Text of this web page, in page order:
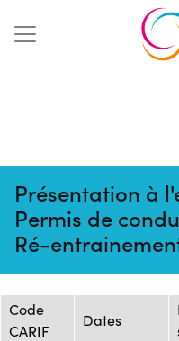
Présentation à
Permis de
Ré-
Mise à jour :
04/11/2025
Session de
Code
CARIF
Dates